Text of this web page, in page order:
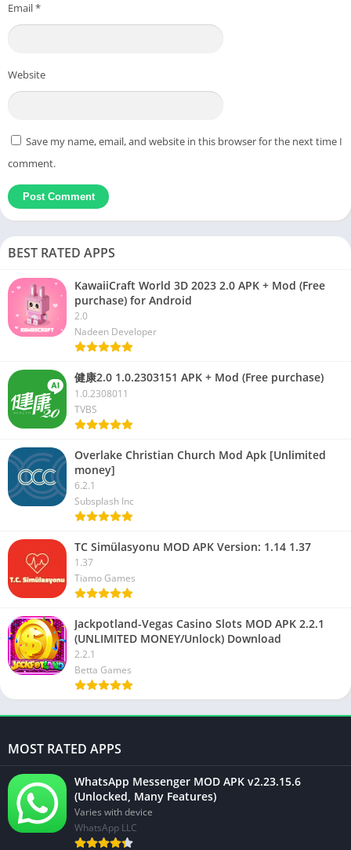
Email*
Website
Save my name, email, and website in this browser for the next time I
comment.
BEST RATED APPS
KawaiiCraft World 3D 2023 2.0 APK + Mod (Free
purchase) for Android
2.0
Nadeen Developer
健康2.0 1.0.2303151 APK + Mod (Free purchase)
1.0.2308011
TVBS
Overlake Christian Church Mod Apk [Unlimited
money]
6.2.1
Subsplash Inc
TC Simülasyonu MOD APK Version: 1.14 1.37
1.37
Tiamo Games
Jackpotland-Vegas Casino Slots MOD APK 2.2.1
(UNLIMITED MONEY/Unlock) Download
2.2.1
Betta Games
MOST RATED APPS
WhatsApp Messenger MOD APK v2.23.15.6
(Unlocked, Many Features)
Varies with device
WhatsApp LLC